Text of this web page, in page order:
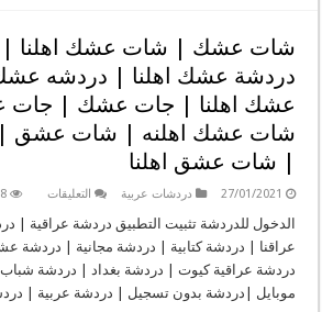
المهيب
الركن
صدام
حسين
|
شات
صداميين
|
شات
صدامي
|
شات
صدامية
شات عشك | شات عشك اهلنا
دردشة عشك اهلنا | دردشه
عشك اهلنا | جات عشك | جات
شات عشك اهلنه | شات عشق
| شات عشق اهلنا
27/01/2021 دردشات عربية التعليقات
عشك
|
شات
عشك
اهلنا
|
الدخول للدردشة تثبيت التطبيق دردشة عراقية |
عراقنا | دردشة كتابية | دردشة مجانية | دردشة
دردشة عراقية كيوت | دردشة بغداد | دردشة شباب
موبايل |دردشة بدون تسجيل | دردشة عربية |